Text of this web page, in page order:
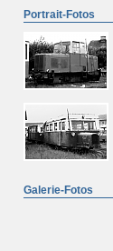
Portrait-Fotos
Galerie-Fotos